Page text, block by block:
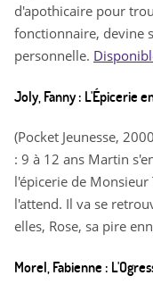
d'apothicaire pour
fonctionnaire, devine
personnelle.
Joly, Fanny : L'Épicerie
(Pocket Jeunesse,
: 9 à 12 ans Martin
l'épicerie de Monsieur
l'attend. Il va se
elles, Rose, sa pire
Morel, Fabienne :